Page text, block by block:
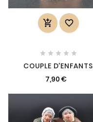
 
    
COUPLE D'ENFANTS
7,90 €